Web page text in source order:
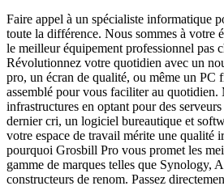
Faire appel à un spécialiste informatique
toute la différence. Nous sommes à votre
le meilleur équipement professionnel pas
Révolutionnez votre quotidien avec un
pro, un écran de qualité, ou même un PC
assemblé pour vous faciliter au quotidien.
infrastructures en optant pour des
dernier cri, un logiciel bureautique et
votre espace de travail mérite une qualité
pourquoi Grosbill Pro vous promet les
gamme de marques telles que Synology,
constructeurs de renom. Passez